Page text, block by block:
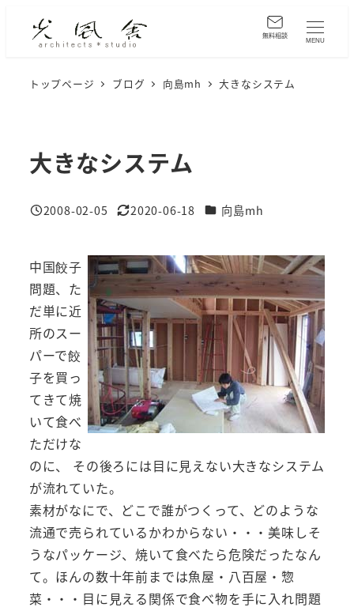
MENU
トップページ ブログ 向島mh 大きなシステム
大きなシステム
投稿日
2008-02-05
更新日
2020-06-18 カテゴリー
向島mh
中国餃子
問題、た
だ単に近
所のスー
パーで餃
子を買っ
てきて焼
いて食べ
ただけな
のに、 その後ろには目に見えない大きなシステム
が流れていた。
素材がなにで、どこで誰がつくって、どのような
流通で売られているかわからない・・・美味しそ
うなパッケージ、焼いて食べたら危険だったなん
て。ほんの数十年前までは魚屋・八百屋・惣
菜・・・目に見える関係で食べ物を手に入れ問題
無料相談